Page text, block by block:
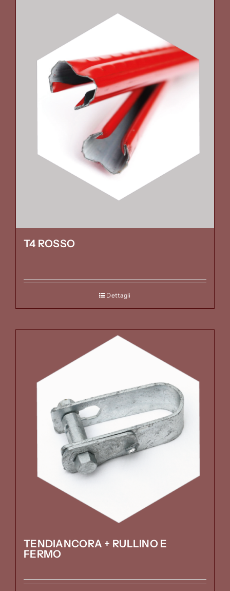
T4 ROSSO
Dettagli
TENDIANCORA + RULLINO E
FERMO